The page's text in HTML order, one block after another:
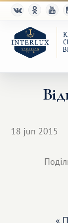
Переваги
18 jun 2015
«